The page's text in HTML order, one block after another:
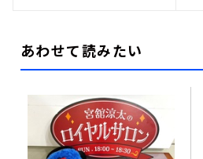
あわせて読みたい